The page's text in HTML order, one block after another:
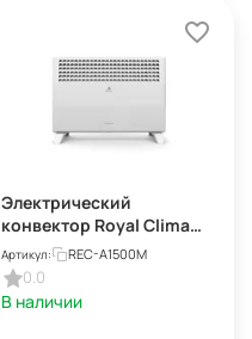
Электрический
конвектор Royal Clima
REC-A1500M ATRI
Meccanico
Артикул: REC-A1500M
0.0
В наличии